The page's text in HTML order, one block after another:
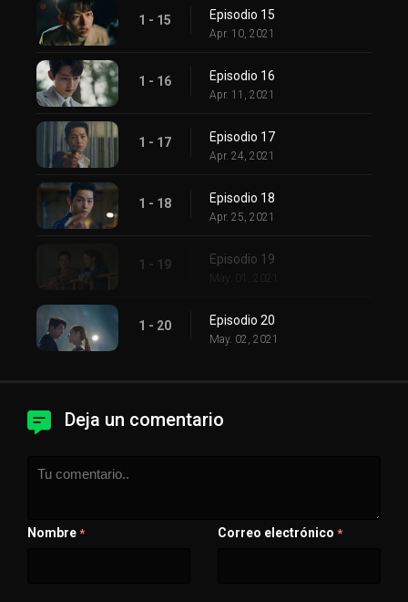
1 - 15 Episodio 15
Apr. 10, 2021
1 - 16 Episodio 16
Apr. 11, 2021
1 - 17 Episodio 17
Apr. 24, 2021
1 - 18 Episodio 18
Apr. 25, 2021
1 - 19 Episodio 19
May. 01, 2021
1 - 20 Episodio 20
May. 02, 2021
Deja un comentario
Nombre * Correo electrónico *